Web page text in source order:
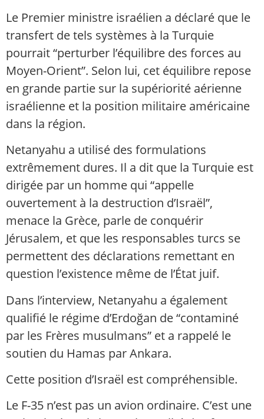
Le Premier ministre israélien a déclaré que le
transfert de tels systèmes à la Turquie
pourrait “perturber l’équilibre des forces au
Moyen-Orient”. Selon lui, cet équilibre repose
en grande partie sur la supériorité aérienne
israélienne et la position militaire américaine
dans la région.
Netanyahu a utilisé des formulations
extrêmement dures. Il a dit que la Turquie est
dirigée par un homme qui “appelle
ouvertement à la destruction d’Israël”,
menace la Grèce, parle de conquérir
Jérusalem, et que les responsables turcs se
permettent des déclarations remettant en
question l’existence même de l’État juif.
Dans l’interview, Netanyahu a également
qualifié le régime d’Erdoğan de “contaminé
par les Frères musulmans” et a rappelé le
soutien du Hamas par Ankara.
Cette position d’Israël est compréhensible.
Le F-35 n’est pas un avion ordinaire. C’est une